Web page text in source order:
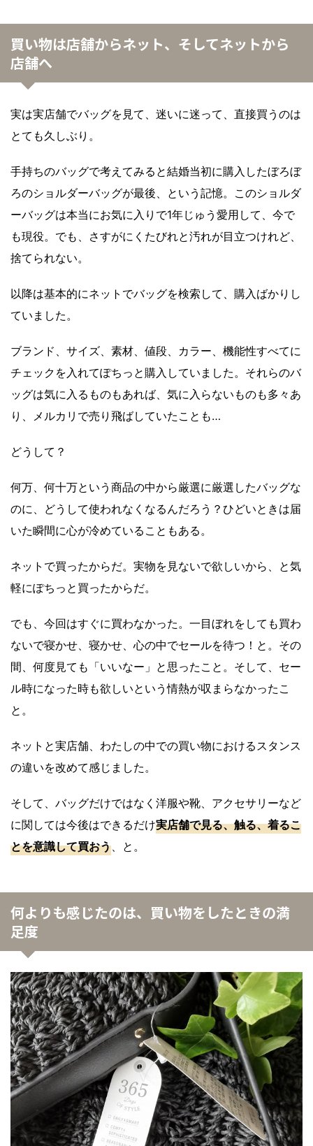
買い物は店舗からネット、そしてネットから
店舗へ
実は実店舗でバッグを見て、迷いに迷って、直接買うのは
とても久しぶり。
手持ちのバッグで考えてみると結婚当初に購入したぼろぼ
ろのショルダーバッグが最後、という記憶。このショルダ
ーバッグは本当にお気に入りで1年じゅう愛用して、今で
も現役。でも、さすがにくたびれと汚れが目立つけれど、
捨てられない。
以降は基本的にネットでバッグを検索して、購入ばかりし
ていました。
ブランド、サイズ、素材、値段、カラー、機能性すべてに
チェックを入れてぽちっと購入していました。それらのバ
ッグは気に入るものもあれば、気に入らないものも多々あ
り、メルカリで売り飛ばしていたことも…
どうして？
何万、何十万という商品の中から厳選に厳選したバッグな
のに、どうして使われなくなるんだろう？ひどいときは届
いた瞬間に心が冷めていることもある。
ネットで買ったからだ。実物を見ないで欲しいから、と気
軽にぽちっと買ったからだ。
でも、今回はすぐに買わなかった。一目ぼれをしても買わ
ないで寝かせ、寝かせ、心の中でセールを待つ！と。その
間、何度見ても「いいなー」と思ったこと。そして、セー
ル時になった時も欲しいという情熱が収まらなかったこ
と。
ネットと実店舗、わたしの中での買い物におけるスタンス
の違いを改めて感じました。
そして、バッグだけではなく洋服や靴、アクセサリーなど
に関しては今後はできるだけ実店舗で見る、触る、着るこ
とを意識して買おう、と。
何よりも感じたのは、買い物をしたときの満
足度